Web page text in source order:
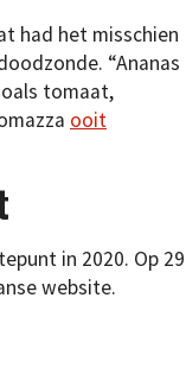
had het misschien
“Ananas
tomaat,
ooit
in 2020. Op 29
website.